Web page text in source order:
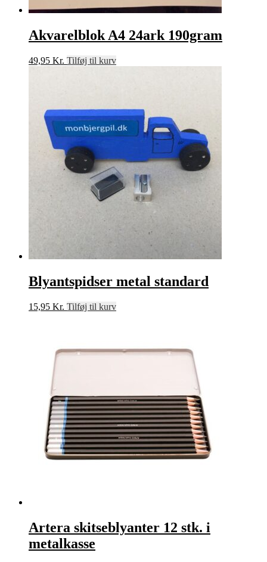
Akvarelblok A4 24ark 190gram
49,95 Kr. Tilføj til kurv
Blyantspidser metal standard
15,95 Kr. Tilføj til kurv
Artera skitseblyanter 12 stk. i
metalkasse